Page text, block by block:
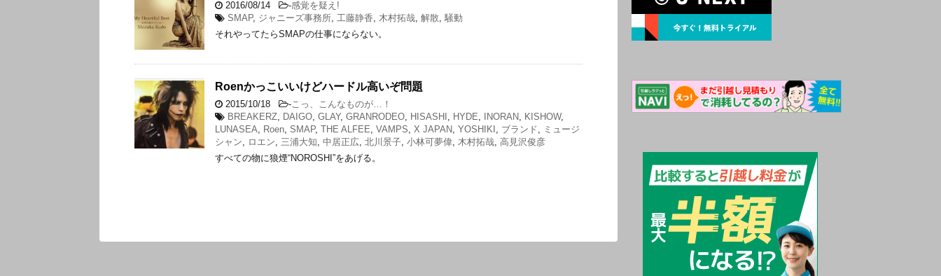
2016/08/14 -感覚を疑え!
SMAP, ジャニーズ事務所, 工藤静香, 木村拓哉, 解散, 騒動
それやってたらSMAPの仕事にならない。
Roenかっこいいけどハードル高いぞ問題
2015/10/18 -こっ、こんなものが…！
BREAKERZ, DAIGO, GLAY, GRANRODEO, HISASHI , HYDE, INORAN, KISHOW,
LUNASEA, Roen, SMAP, THE ALFEE, VAMPS, X JAPAN, YOSHIKI , ブランド, ミュージ
シャン, ロエン, 三浦大知, 中居正広, 北川景子, 小林可夢偉, 木村拓哉, 高見沢俊彦
すべての物に狼煙“NOROSHI”をあげる。